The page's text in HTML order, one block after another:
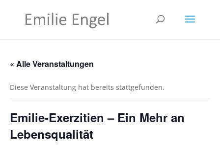
« Alle Veranstaltungen
Diese Veranstaltung hat bereits stattgefunden.
Emilie-Exerzitien – Ein Mehr an
Lebensqualität